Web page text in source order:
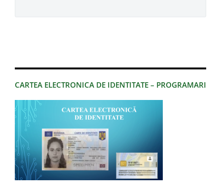
CARTEA ELECTRONICA DE IDENTITATE – PROGRAMARI